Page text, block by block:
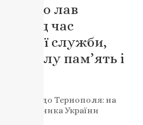
до лав
під час
служби,
світлу пам’ять і
надійшла до Тернополя: на
захисника України